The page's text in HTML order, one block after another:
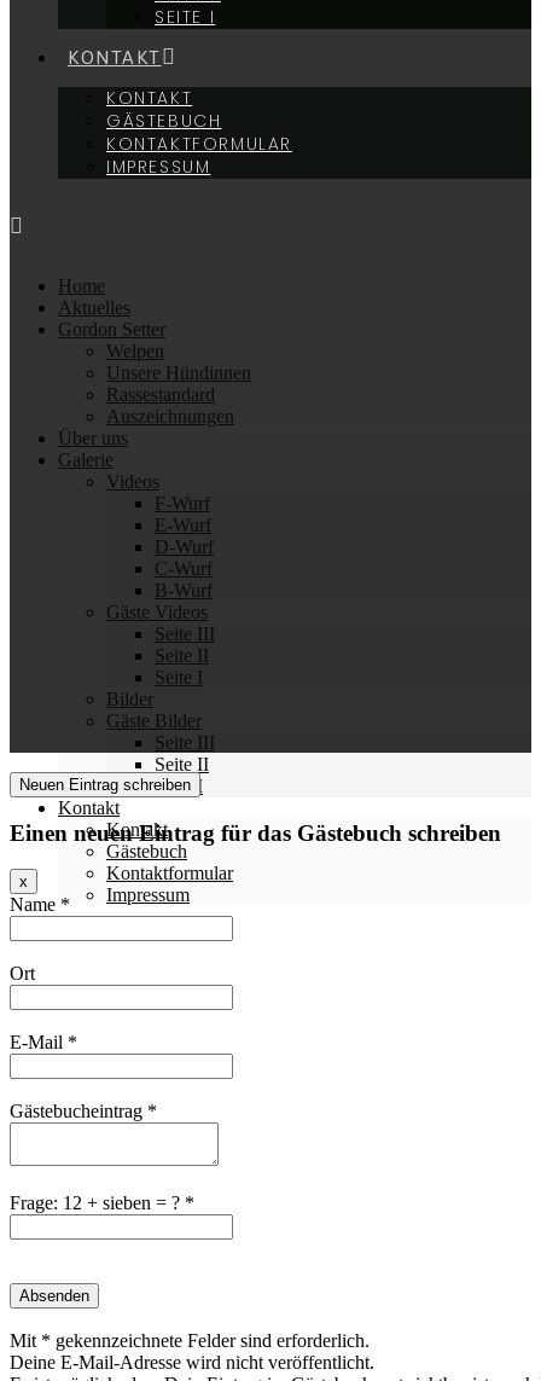
SEITE I
KONTAKT
KONTAKT
GÄSTEBUCH
KONTAKTFORMULAR
IMPRESSUM
Home
Aktuelles
Gordon Setter
Welpen
Unsere Hündinnen
Rassestandard
Auszeichnungen
Über uns
Galerie
Videos
F-Wurf
E-Wurf
D-Wurf
C-Wurf
B-Wurf
Gäste Videos
Seite III
Seite II
Seite I
Bilder
Gäste Bilder
Seite III
Seite II
Seite I
Kontakt
Kontakt
Gästebuch
Kontaktformular
Impressum
Einen neuen Eintrag für das Gästebuch schreiben
x
Formular
ausblenden
Name *
Ort
E-Mail *
Gästebucheintrag *
Frage: 12 + sieben = ? *
Mit * gekennzeichnete Felder sind erforderlich.
Deine E-Mail-Adresse wird nicht veröffentlicht.